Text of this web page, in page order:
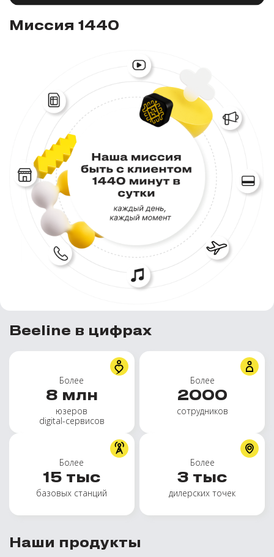
Миссия 1440
Beeline в цифрах
Более
8 млн
юзеров
digital-сервисов
Более
2000
сотрудников
Более
15 тыс
базовых станций
Более
3 тыс
дилерских точек
Наши продукты